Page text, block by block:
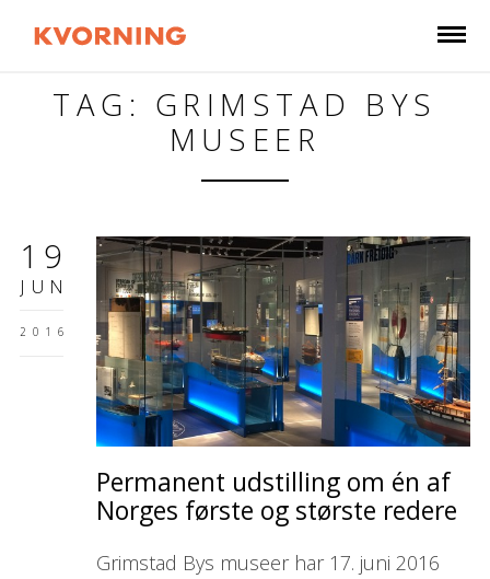
TAG: GRIMSTAD BYS
MUSEER
19
JUN
2016
Permanent udstilling om én af
Norges første og største redere
Grimstad Bys museer har 17. juni 2016